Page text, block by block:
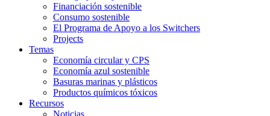
Financiación sostenible
Consumo sostenible
El Programa de Apoyo a los Switchers
Projects
Temas
Economía circular y CPS
Economía azul sostenible
Basuras marinas y plásticos
Productos químicos tóxicos
Recursos
Noticias